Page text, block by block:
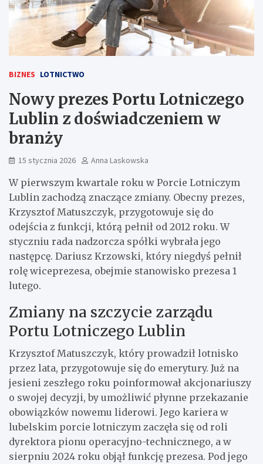
BIZNES LOTNICTWO
Nowy prezes Portu Lotniczego
Lublin z doświadczeniem w
branży
15 stycznia 2026 Anna Laskowska
W pierwszym kwartale roku w Porcie Lotniczym
Lublin zachodzą znaczące zmiany. Obecny prezes,
Krzysztof Matuszczyk, przygotowuje się do
odejścia z funkcji, którą pełnił od 2012 roku. W
styczniu rada nadzorcza spółki wybrała jego
następcę. Dariusz Krzowski, który niegdyś pełnił
rolę wiceprezesa, obejmie stanowisko prezesa 1
lutego.
Zmiany na szczycie zarządu
Portu Lotniczego Lublin
Krzysztof Matuszczyk, który prowadził lotnisko
przez lata, przygotowuje się do emerytury. Już na
jesieni zeszłego roku poinformował akcjonariuszy
o swojej decyzji, by umożliwić płynne przekazanie
obowiązków nowemu liderowi. Jego kariera w
lubelskim porcie lotniczym zaczęła się od roli
dyrektora pionu operacyjno-technicznego, a w
sierpniu 2024 roku objął funkcję prezesa. Pod jego